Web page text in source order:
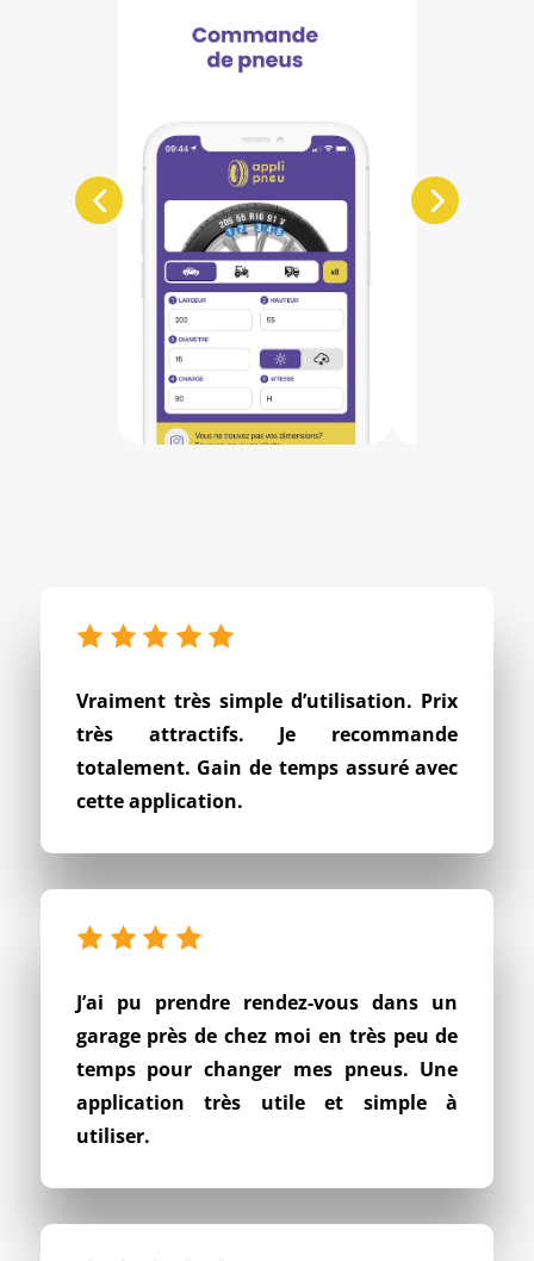
Vraiment très simple d’utilisation. Prix
très attractifs. Je recommande
totalement. Gain de temps assuré avec
cette application.
J’ai pu prendre rendez-vous dans un
garage près de chez moi en très peu de
temps pour changer mes pneus. Une
application très utile et simple à
utiliser.